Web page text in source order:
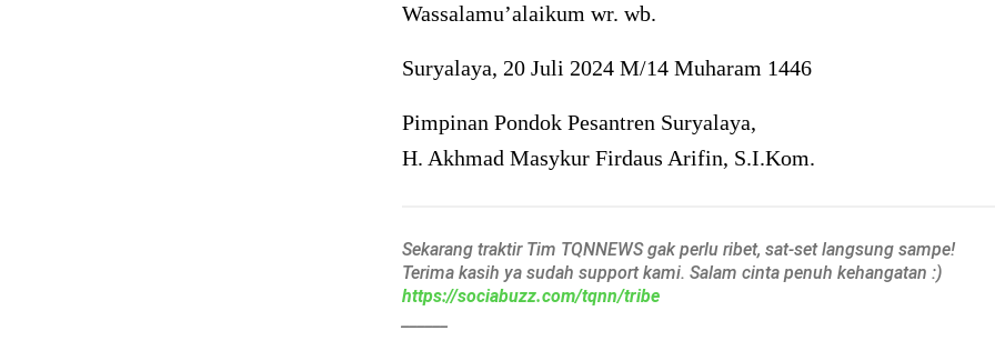
Wassalamu’alaikum wr. wb.
Suryalaya, 20 Juli 2024 M/14 Muharam 1446
Pimpinan Pondok Pesantren Suryalaya,
H. Akhmad Masykur Firdaus Arifin, S.I.Kom.
Sekarang traktir Tim TQNNEWS gak perlu ribet, sat-set langsung sampe!
Terima kasih ya sudah support kami. Salam cinta penuh kehangatan :)
https://sociabuzz.com/tqnn/tribe